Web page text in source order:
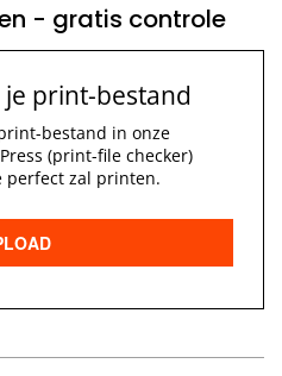
- gratis controle
print-bestand
bestand in onze
(print-file checker)
perfect zal printen.